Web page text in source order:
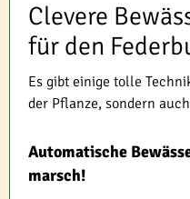
Clevere
für den
Es gibt einige tolle
der Pflanze, sondern
Automatische
marsch!